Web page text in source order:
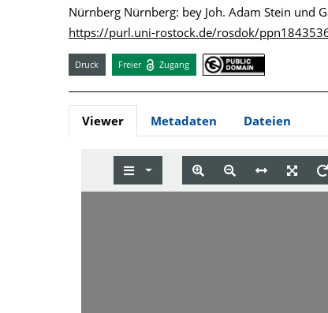
Nürnberg Nürnberg: bey Joh. Adam Stein und
https://purl.uni-rostock.de/rosdok/
Druck Freier Zugang
Viewer Metadaten Dateien